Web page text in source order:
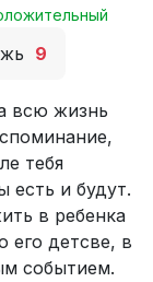
9
всю жизнь
тебя
есть и будут.
в ребенка
его детсве, в
событием.